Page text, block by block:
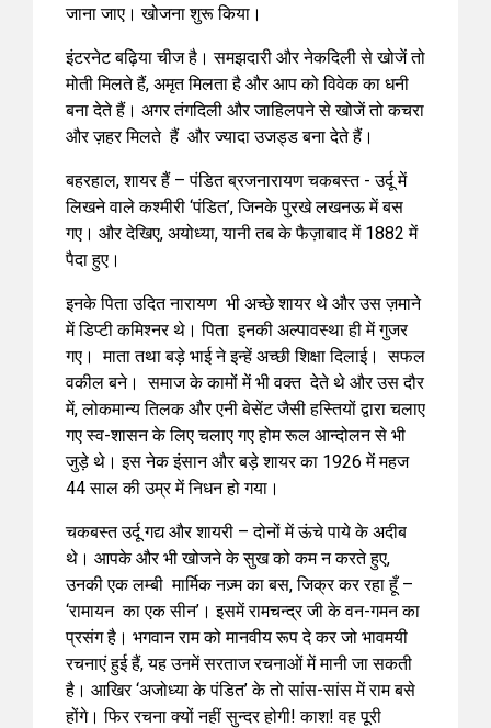
जाना जाए। खोजना शुरू किया।
इंटरनेट बढ़िया चीज है। समझदारी और नेकदिली से खोजें तो
मोती मिलते हैं, अमृत मिलता है और आप को विवेक का धनी
बना देते हैं। अगर तंगदिली और जाहिलपने से खोजें तो कचरा
और ज़हर मिलते हैं और ज्यादा उजड्ड बना देते हैं।
बहरहाल, शायर हैं – पंडित ब्रजनारायण चकबस्त - उर्दू में
लिखने वाले कश्मीरी ‘पंडित’, जिनके पुरखे लखनऊ में बस
गए। और देखिए, अयोध्या, यानी तब के फैज़ाबाद में 1882 में
पैदा हुए।
इनके पिता उदित नारायण भी अच्छे शायर थे और उस ज़माने
में डिप्टी कमिश्नर थे। पिता इनकी अल्पावस्था ही में गुजर
गए। माता तथा बड़े भाई ने इन्हें अच्छी शिक्षा दिलाई। सफल
वकील बने। समाज के कामों में भी वक्त देते थे और उस दौर
में, लोकमान्य तिलक और एनी बेसेंट जैसी हस्तियों द्वारा चलाए
गए स्व-शासन के लिए चलाए गए होम रूल आन्दोलन से भी
जुड़े थे। इस नेक इंसान और बड़े शायर का 1926 में महज
44 साल की उम्र में निधन हो गया।
चकबस्त उर्दू गद्य और शायरी – दोनों में ऊंचे पाये के अदीब
थे। आपके और भी खोजने के सुख को कम न करते हुए,
उनकी एक लम्बी मार्मिक नज़्म का बस, जिक्र कर रहा हूँ –
‘रामायन का एक सीन’। इसमें रामचन्द्र जी के वन-गमन का
प्रसंग है। भगवान राम को मानवीय रूप दे कर जो भावमयी
रचनाएं हुई हैं, यह उनमें सरताज रचनाओं में मानी जा सकती
है। आखिर ‘अजोध्या के पंडित’ के तो सांस-सांस में राम बसे
होंगे। फिर रचना क्यों नहीं सुन्दर होगी! काश! वह पूरी